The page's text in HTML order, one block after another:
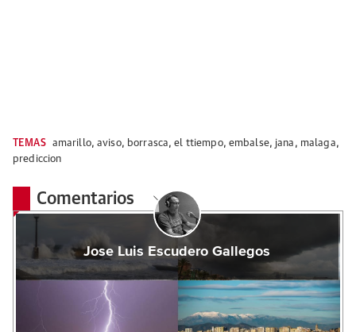
TEMAS amarillo,aviso, borrasca,el ttiempo, embalse, jana , malaga,
prediccion
Comentarios
Jose Luis Escudero Gallegos